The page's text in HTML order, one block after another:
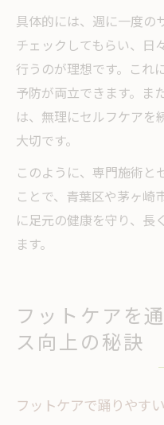
具体的には、週に一度の
チェックしてもらい、日
行うのが理想です。これ
予防が両立できます。ま
は、無理にセルフケアを
大切です。
このように、専門施術と
ことで、青葉区や茅ヶ崎
に足元の健康を守り、長
ます。
フットケアを
ス向上の秘訣
フットケアで踊りやす